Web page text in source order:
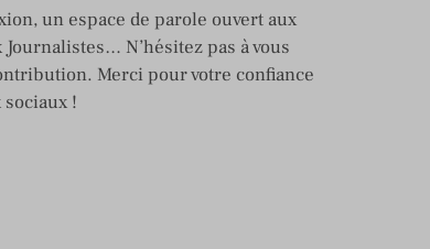
un espace de parole ouvert aux
N’hésitez pas à vous
Merci pour votre confiance
!